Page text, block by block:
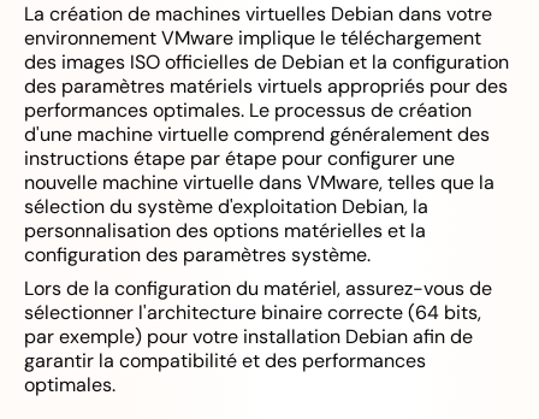
La création de machines virtuelles Debian dans votre
environnement VMware implique le téléchargement
des images ISO officielles de Debian et la configuration
des paramètres matériels virtuels appropriés pour des
performances optimales. Le processus de création
d'une machine virtuelle comprend généralement des
instructions étape par étape pour configurer une
nouvelle machine virtuelle dans VMware, telles que la
sélection du système d'exploitation Debian, la
personnalisation des options matérielles et la
configuration des paramètres système.
Lors de la configuration du matériel, assurez-vous de
sélectionner l'architecture binaire correcte (64 bits,
par exemple) pour votre installation Debian afin de
garantir la compatibilité et des performances
optimales.